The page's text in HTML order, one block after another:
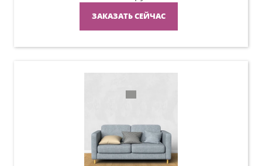
ЗАКАЗАТЬ СЕЙЧАС